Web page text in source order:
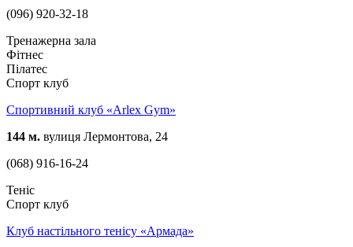
(096) 920-32-18
Тренажерна зала
Фітнес
Пілатес
Спорт клуб
Спортивний клуб «Arlex Gym»
144 м. вулиця Лермонтова, 24
(068) 916-16-24
Теніс
Спорт клуб
Клуб настільного тенісу «Армада»